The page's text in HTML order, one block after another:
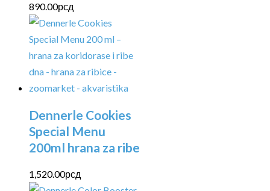
890.00рсд
Dennerle Cookies
Special Menu
200ml hrana za ribe
1,520.00рсд